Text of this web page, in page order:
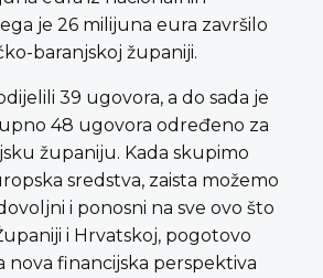
je 26 milijuna eura završilo
baranjskoj županiji.
39 ugovora, a do sada je
48 ugovora određeno za
županiju. Kada skupimo
sredstva, zaista možemo
i ponosni na sve ovo što
i Hrvatskoj, pogotovo
nova financijska perspektiva